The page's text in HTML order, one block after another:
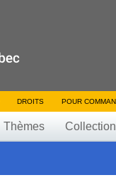
DROITS POUR
Thèmes